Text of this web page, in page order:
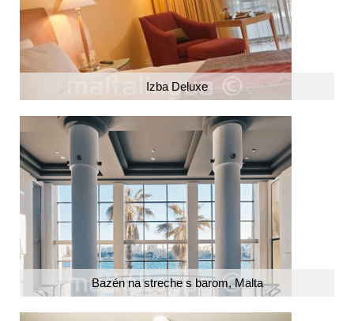
Izba Deluxe
Bazén na streche s barom, Malta